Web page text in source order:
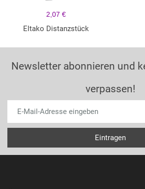
2,07 €
Eltako Distanzstück
Newsletter abonnieren und
verpassen!